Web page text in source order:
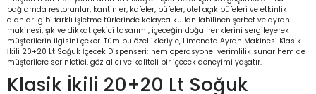
bağlamda restoranlar, kantinler, kafeler, büfeler, otel açık büfeleri ve etkinlik
alanları gibi farklı işletme türlerinde kolayca kullanılabilinen şerbet ve ayran
makinesi, şık ve dikkat çekici tasarımı, içeceğin doğal renklerini sergileyerek
müşterilerin ilgisini çeker. Tüm bu özellikleriyle, Limonata Ayran Makinesi Klasik
İkili 20+20 Lt Soğuk İçecek Dispenseri; hem operasyonel verimlilik sunar hem de
müşterilere serinletici, göz alıcı ve kaliteli bir içecek deneyimi yaşatır.
Klasik İkili 20+20 Lt Soğuk